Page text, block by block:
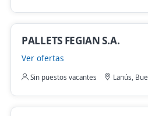
PALLETS FEGIAN S.A.
Ver ofertas
Sin puestos vacantes Lanús,